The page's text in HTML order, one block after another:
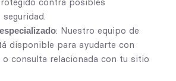
: Nuestro equipo de
disponible para ayudarte con
consulta relacionada con tu sitio